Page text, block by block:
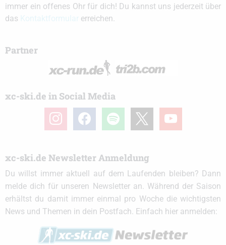
immer ein offenes Ohr für dich! Du kannst uns jederzeit über
das
erreichen.
Partner
xc-ski.de in Social Media
instagramfacebook spotify youtube
xc-ski.de Newsletter Anmeldung
Du willst immer aktuell auf dem Laufenden bleiben? Dann
melde dich für unseren Newsletter an. Während der Saison
erhältst du damit immer einmal pro Woche die wichtigsten
News und Themen in dein Postfach. Einfach hier anmelden: